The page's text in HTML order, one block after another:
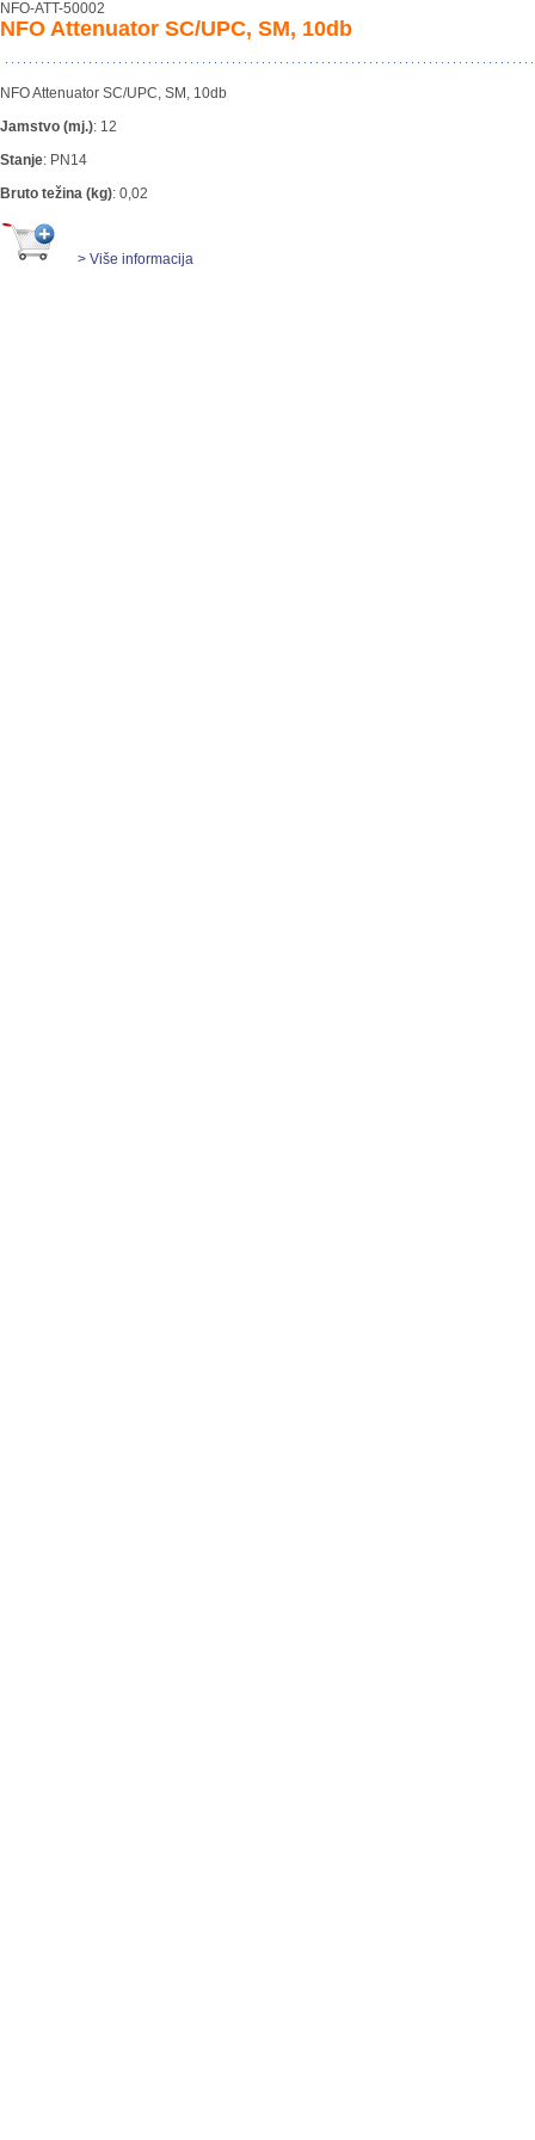
NFO-ATT-50002
NFO Attenuator SC/UPC, SM, 10db
NFO Attenuator SC/UPC, SM, 10db
Jamstvo (mj.): 12
Stanje: PN14
Bruto težina (kg): 0,02
> Više informacija